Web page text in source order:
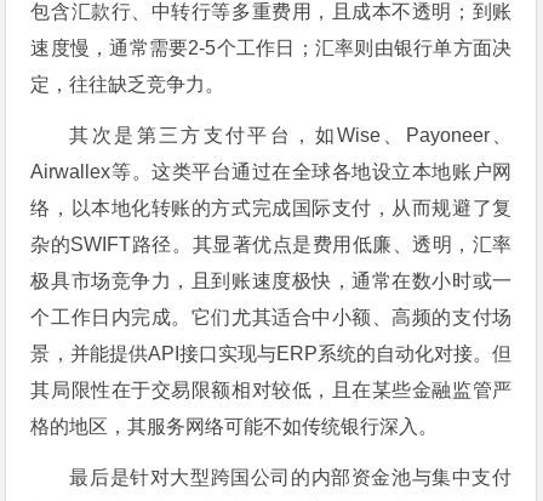
包含汇款行、中转行等多重费用，且成本不透明；到账
速度慢，通常需要2-5个工作日；汇率则由银行单方面决
定，往往缺乏竞争力。
其次是第三方支付平台，如Wise、Payoneer、
Airwallex等。这类平台通过在全球各地设立本地账户网
络，以本地化转账的方式完成国际支付，从而规避了复
杂的SWIFT路径。其显著优点是费用低廉、透明，汇率
极具市场竞争力，且到账速度极快，通常在数小时或一
个工作日内完成。它们尤其适合中小额、高频的支付场
景，并能提供API接口实现与ERP系统的自动化对接。但
其局限性在于交易限额相对较低，且在某些金融监管严
格的地区，其服务网络可能不如传统银行深入。
最后是针对大型跨国公司的内部资金池与集中支付